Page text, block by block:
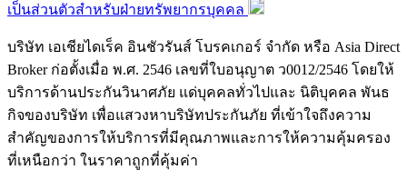
เป็นส่วนตัวสำหรับฝ่ายทรัพยากรบุคคล
บริษัท เอเชียไดเร็ค อินชัวรันส์ โบรคเกอร์ จำกัด หรือ Asia Direct
Broker ก่อตั้งเมื่อ พ.ศ. 2546 เลขที่ใบอนุญาต ว0012/2546 โดยให้
บริการด้านประกันวินาศภัย แด่บุคคลทั่วไปและ นิติบุคคล พันธ
กิจของบริษัท เพื่อแสวงหาบริษัทประกันภัย ที่เข้าใจถึงความ
สำคัญของการให้บริการที่มีคุณภาพและการให้ความคุ้มครอง
ที่เหนือกว่า ในราคาถูกที่คุ้มค่า